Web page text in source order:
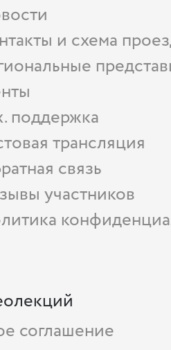
и схема
поддержка
трансляция
связь
участников
соглашение